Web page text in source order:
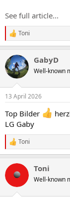
See full article...
R
e
k
t
i
e
:
Toni
GabyD
Well-known
13 April 2026
Top Bilder
LG Gaby
R
e
k
i
Toni
Toni
Well-known